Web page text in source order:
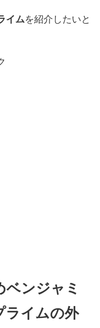
イムを紹介したいと
ンジャミ
ライムの外